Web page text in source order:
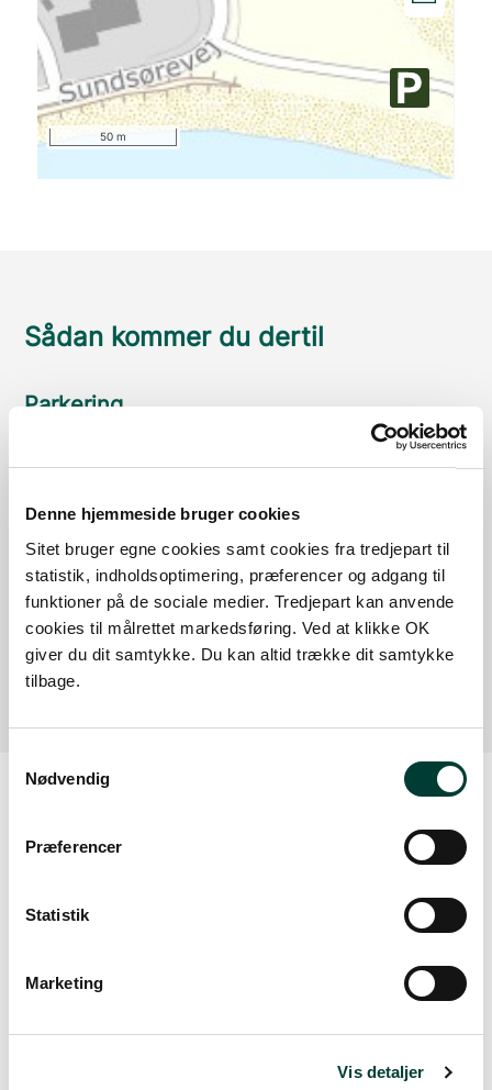
Denne hjemmeside bruger cookies
Sitet bruger egne cookies samt cookies fra tredjepart til
statistik, indholdsoptimering, præferencer og adgang til
funktioner på de sociale medier. Tredjepart kan anvende
cookies til målrettet markedsføring. Ved at klikke OK
giver du dit samtykke. Du kan altid trække dit samtykke
tilbage.
Nødvendig
Præferencer
Statistik
Marketing
Vis detaljer
50 m
Sådan kommer du dertil
Parkering
Google Maps
P-plads Sundsøre
Parkering til vandreruten Blue Walk
Læs mere
Vejrudsigt
Tors. 6.Aug
18°
Fre. 7.Aug